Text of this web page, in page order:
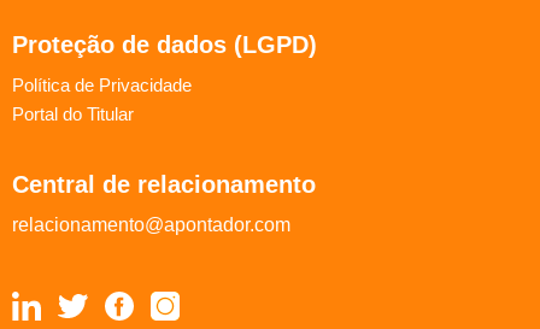
Proteção de dados (LGPD)
Política de Privacidade
Portal do Titular
Central de relacionamento
relacionamento@apontador.com